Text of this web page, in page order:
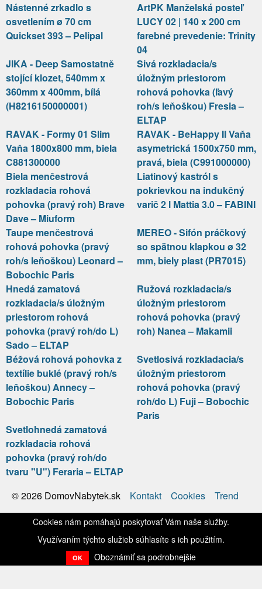
Nástenné zrkadlo s
osvetlením ø 70 cm
Quickset 393 – Pelipal
ArtPK Manželská posteľ
LUCY 02 | 140 x 200 cm
farebné prevedenie: Trinity
04
JIKA - Deep Samostatně
stojící klozet, 540mm x
360mm x 400mm, bílá
(H8216150000001)
Sivá rozkladacia/s
úložným priestorom
rohová pohovka (ľavý
roh/s leňoškou) Fresia –
ELTAP
RAVAK - Formy 01 Slim
Vaňa 1800x800 mm, biela
C881300000
RAVAK - BeHappy II Vaňa
asymetrická 1500x750 mm,
pravá, biela (C991000000)
Biela menčestrová
rozkladacia rohová
pohovka (pravý roh) Brave
Dave – Miuform
Liatinový kastról s
pokrievkou na indukčný
varič 2 l Mattia 3.0 – FABINI
Taupe menčestrová
rohová pohovka (pravý
roh/s leňoškou) Leonard –
Bobochic Paris
MEREO - Sifón práčkový
so spätnou klapkou ø 32
mm, biely plast (PR7015)
Hnedá zamatová
rozkladacia/s úložným
priestorom rohová
pohovka (pravý roh/do L)
Sado – ELTAP
Ružová rozkladacia/s
úložným priestorom
rohová pohovka (pravý
roh) Nanea – Makamii
Béžová rohová pohovka z
textílie buklé (pravý roh/s
leňoškou) Annecy –
Bobochic Paris
Svetlosivá rozkladacia/s
úložným priestorom
rohová pohovka (pravý
roh/do L) Fuji – Bobochic
Paris
Svetlohnedá zamatová
rozkladacia rohová
pohovka (pravý roh/do
tvaru "U") Feraria – ELTAP
© 2026 DomovNabytek.sk
Kontakt Cookies Trend
Cookies nám pomáhajú poskytovať Vám naše služby.
Využívaním týchto služieb súhlasíte s ich použitím.
OK Oboznámiť sa podrobnejšie